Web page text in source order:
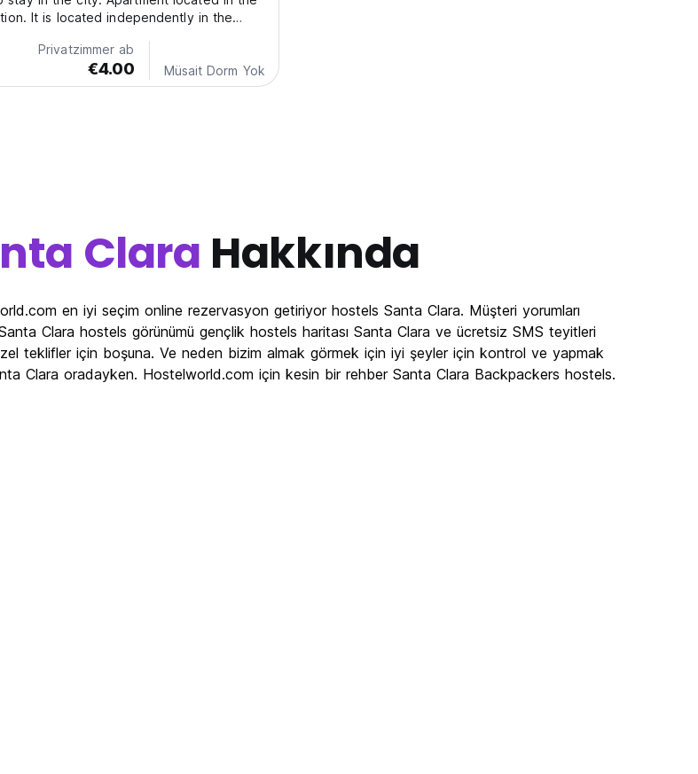
It is located independently in the
located...Privatzimmer ab
€4.00 Müsait Dorm Yok
Clara Hakkında
en iyi seçim online rezervasyon getiriyor hostels Santa Clara. Müşteri yorumları
Clara hostels görünümü gençlik hostels haritası Santa Clara ve ücretsiz SMS teyitleri
teklifler için boşuna. Ve neden bizim almak görmek için iyi şeyler için kontrol ve yapmak
Clara oradayken. Hostelworld.com için kesin bir rehber Santa Clara Backpackers hostels.